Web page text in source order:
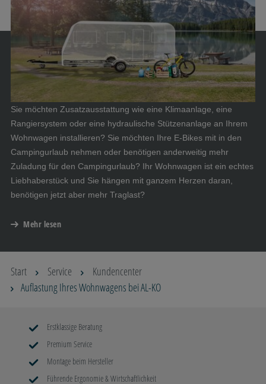
Sie möchten Zusatzausstattung wie eine Klimaanlage, eine
Rangiersystem oder eine hydraulische Stützenanlage an Ihrem
Wohnwagen installieren? Sie möchten Ihre E-Bikes mit in den
Campingurlaub nehmen oder benötigen anderweitig mehr
Zuladung für den Campingurlaub? Ihr Wohnwagen ist ein echtes
Liebhaberstück und Sie hängen mit ganzem Herzen daran,
benötigen jetzt aber mehr Traglast?
Mehr lesen
Start Service
Kundencenter
Auflastung Ihres Wohnwagens bei AL-KO
Erstklassige Beratung
Premium Service
Montage beim Hersteller
Führende Ergonomie & Wirtschaftlichkeit